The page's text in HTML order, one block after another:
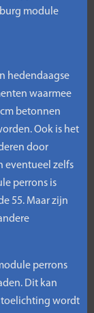
module
hedendaagse
waarmee
betonnen
Ook is het
door
eventueel zelfs
perrons is
55. Maar zijn
perrons
Dit kan
toelichting wordt